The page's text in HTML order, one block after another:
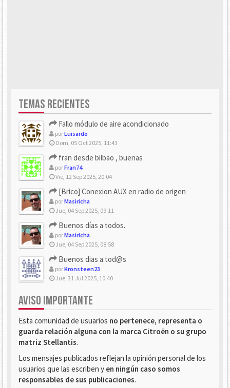
TEMAS RECIENTES
Fallo módulo de aire acondicionado
porLuisardo
Dom, 05 Oct 2025, 11:43
fran desde bilbao , buenas
porFran74
Vie, 12 Sep 2025, 20:04
[Brico] Conexion AUX en radio de origen
porMasiricha
Jue, 04 Sep 2025, 09:11
Buenos días a todos.
porMasiricha
Jue, 04 Sep 2025, 08:58
Buenos dias a tod@s
porKronsteen23
Jue, 31 Jul 2025, 10:40
AVISO IMPORTANTE
Esta comunidad de usuarios no pertenece, representa o
guarda relación alguna con la marca Citroën o su grupo
matriz Stellantis.
Los mensajes publicados reflejan la opinión personal de los
usuarios que las escriben y en ningún caso somos
responsables de sus publicaciones.